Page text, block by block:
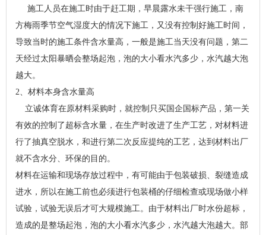
施工人员在施工时由于赶工期，早晨露水未干强行施工，南
方梅雨季节空气湿度大的情况下施工，又没有控制好施工时间，
导致当时的施工条件含水量高，一般是施工当天没有问题，第二
天经过太阳暴晒会整场起泡，泡的大小看水汽多少，水汽越大泡
越大。
2、材料本身含水量高
立诚体育在原材料采购时，就控制只买国企国标产品，第一关
有效的控制了超标含水量，在生产时改进了生产工艺，对材料进
行了抽真空脱水，和进行第二次反应提纯的工艺，达到材料出厂
就不含水分、环保的目的。
材料在运输和现场存放过程中，有可能由于包装破损、裂缝造成
进水，所以在施工前也必须进行包装桶的仔细检查或现场做小样
试验，试验无误后才可大规模施工。由于材料出厂时水份超标，
造成的是整场起泡，泡的大小看水汽多少，水汽越大泡越大。部